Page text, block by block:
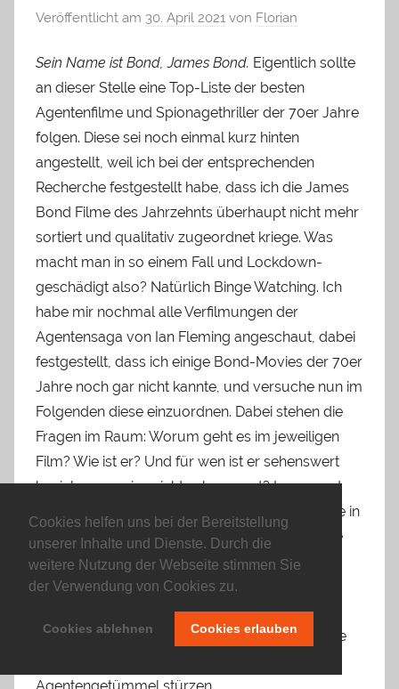
Cookies helfen uns bei der Bereitstellung
unserer Inhalte und Dienste. Durch die
weitere Nutzung der Webseite stimmen Sie
der Verwendung von Cookies zu.
Cookies ablehnen Cookies erlauben
Veröffentlicht am 30. April 2021 von Florian
Sein Name ist Bond, James Bond. Eigentlich sollte
an dieser Stelle eine Top-Liste der besten
Agentenfilme und Spionagethriller der 70er Jahre
folgen. Diese sei noch einmal kurz hinten
angestellt, weil ich bei der entsprechenden
Recherche festgestellt habe, dass ich die James
Bond Filme des Jahrzehnts überhaupt nicht mehr
sortiert und qualitativ zugeordnet kriege. Was
macht man in so einem Fall und Lockdown-
geschädigt also? Natürlich Binge Watching. Ich
habe mir nochmal alle Verfilmungen der
Agentensaga von Ian Fleming angeschaut, dabei
festgestellt, dass ich einige Bond-Movies der 70er
Jahre noch gar nicht kannte, und versuche nun im
Folgenden diese einzuordnen. Dabei stehen die
Fragen im Raum: Worum geht es im jeweiligen
Film? Wie ist er? Und für wen ist er sehenswert
beziehungsweise nicht sehenswert? Insgesamt
fünf 007-Filme (hauptsächlich mit Roger Moore in
der Rolle des Geheimagenten) gibt es auf diese
Fragen abzuklopfen. Und da diese ohnehin ihr
eigenes Genre bilden (Nicht so wirklich Thriller,
nicht so wirklich Action, nicht so wirklich
Spionagefilm) wollen wir keine weitere Sekunde